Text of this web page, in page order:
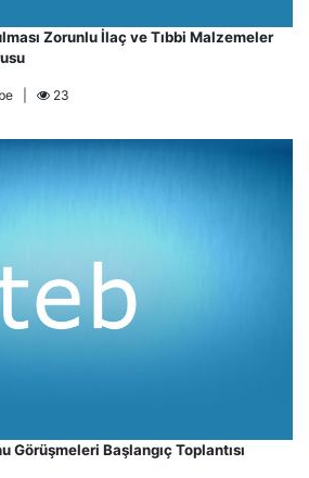
Zorunlu İlaç ve Tıbbi Malzemeler
| 23
Görüşmeleri Başlangıç Toplantısı